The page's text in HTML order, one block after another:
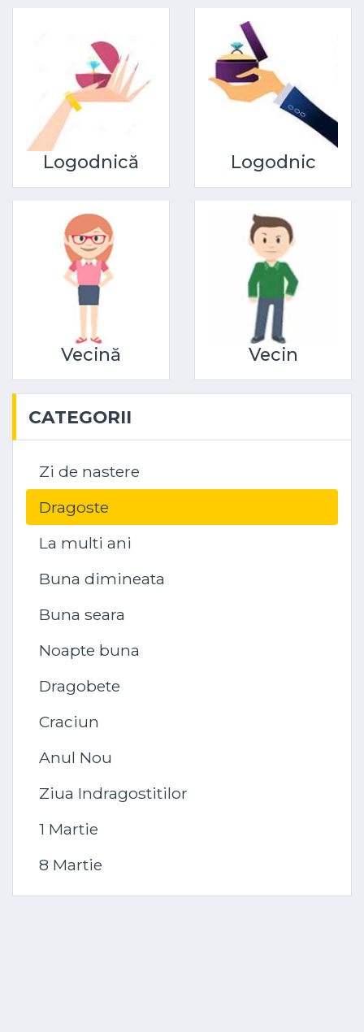
Logodnică Logodnic
Vecină Vecin
CATEGORII
Zi de nastere
Dragoste
La multi ani
Buna dimineata
Buna seara
Noapte buna
Dragobete
Craciun
Anul Nou
Ziua Indragostitilor
1 Martie
8 Martie